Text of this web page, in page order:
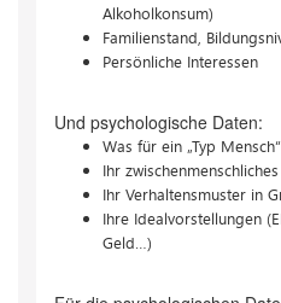
Alkoholkonsum)
Familienstand,
Persönliche Interessen
Und psychologische Daten:
Was für ein „Typ
Ihr
Ihr Verhaltensmuster in
Ihre Idealvorstellungen
Geld…)